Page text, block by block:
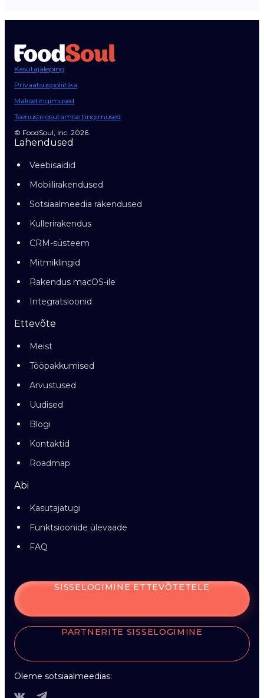
Kasutajaleping
Privaatsuspoliitika
Maksetingimused
Teenuste osutamise tingimused
© FoodSoul, Inc. 2026.
Lahendused
Veebisaidid
Mobiilirakendused
Sotsiaalmeedia rakendused
Kullerirakendus
CRM-süsteem
Mitmiklingid
Rakendus macOS-ile
Integratsioonid
Ettevõte
Meist
Tööpakkumised
Arvustused
Uudised
Blogi
Kontaktid
Roadmap
Abi
Kasutajatugi
Funktsioonide ülevaade
FAQ
SISSELOGIMINE ETTEVÕTETELE
PARTNERITE SISSELOGIMINE
Oleme sotsiaalmeedias: